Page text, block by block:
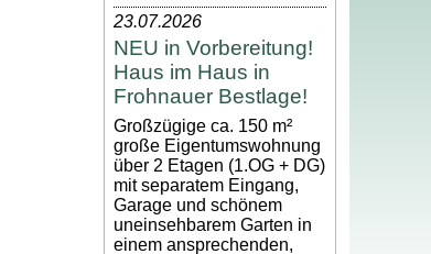
23.07.2026
NEU in Vorbereitung!
Haus im Haus in
Frohnauer Bestlage!
Großzügige ca. 150 m²
große Eigentumswohnung
über 2 Etagen (1.OG + DG)
mit separatem Eingang,
Garage und schönem
uneinsehbarem Garten in
einem ansprechenden,